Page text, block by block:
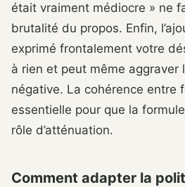
était vraiment médiocre » ne
brutalité du propos. Enfin,
exprimé frontalement votre
à rien et peut même aggraver
négative. La cohérence entre
essentielle pour que la
rôle d’atténuation.
Comment adapter la